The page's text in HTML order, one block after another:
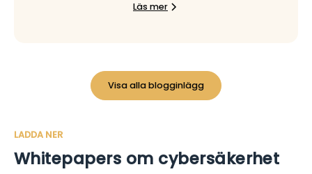
Läs mer
Visa alla blogginlägg
LADDA NER
Whitepapers om cybersäkerhet